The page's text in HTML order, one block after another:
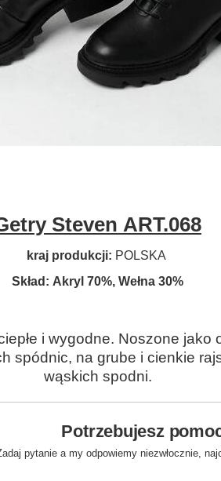
Steven ART.068
kraj produkcji: POLSKA
Skład: Akryl 70%, Wełna 30%
i wygodne. Noszone
spódnic, na grube i cienkie
wąskich spodni.
Potrzebujesz
pytanie a my odpowiemy niezwłocznie,